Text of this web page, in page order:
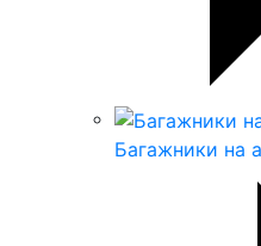
Багажники на